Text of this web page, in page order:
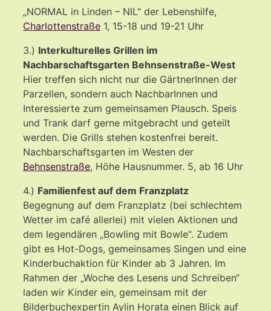
„NORMAL in Linden – NIL“ der Lebenshilfe,
Charlottenstraße 1, 15-18 und 19-21 Uhr
3.) Interkulturelles Grillen im
Nachbarschaftsgarten Behnsenstraße-West
Hier treffen sich nicht nur die GärtnerInnen der
Parzellen, sondern auch NachbarInnen und
Interessierte zum gemeinsamen Plausch. Speis
und Trank darf gerne mitgebracht und geteilt
werden. Die Grills stehen kostenfrei bereit.
Nachbarschaftsgarten im Westen der
Behnsenstraße, Höhe Hausnummer. 5, ab 16 Uhr
4.) Familienfest auf dem Franzplatz
Begegnung auf dem Franzplatz (bei schlechtem
Wetter im café allerlei) mit vielen Aktionen und
dem legendären „Bowling mit Bowle“. Zudem
gibt es Hot-Dogs, gemeinsames Singen und eine
Kinderbuchaktion für Kinder ab 3 Jahren. Im
Rahmen der „Woche des Lesens und Schreiben“
laden wir Kinder ein, gemeinsam mit der
Bilderbuchexpertin Aylin Horata einen Blick auf